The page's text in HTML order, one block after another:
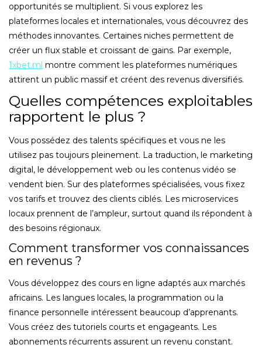
opportunités se multiplient. Si vous explorez les
plateformes locales et internationales, vous découvrez des
méthodes innovantes. Certaines niches permettent de
créer un flux stable et croissant de gains. Par exemple,
1xbet.ml montre comment les plateformes numériques
attirent un public massif et créent des revenus diversifiés.
Quelles compétences exploitables
rapportent le plus ?
Vous possédez des talents spécifiques et vous ne les
utilisez pas toujours pleinement. La traduction, le marketing
digital, le développement web ou les contenus vidéo se
vendent bien. Sur des plateformes spécialisées, vous fixez
vos tarifs et trouvez des clients ciblés. Les microservices
locaux prennent de l’ampleur, surtout quand ils répondent à
des besoins régionaux.
Comment transformer vos connaissances
en revenus ?
Vous développez des cours en ligne adaptés aux marchés
africains. Les langues locales, la programmation ou la
finance personnelle intéressent beaucoup d’apprenants.
Vous créez des tutoriels courts et engageants. Les
abonnements récurrents assurent un revenu constant.